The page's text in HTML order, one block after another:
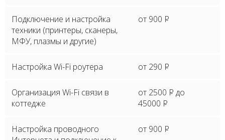
Подключение и настройка
техники (принтеры, сканеры,
МФУ, плазмы и другие)
от 900 P
Настройка Wi-Fi роутера от 290 P
Организация Wi-Fi связи в
коттедже
от 2500 P до
45000 P
Настройка проводного
от 900 P